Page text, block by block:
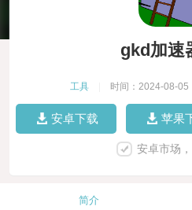
gkd加速
工具 时间：2024-08-05
安卓下载 苹果
安卓市场
简介